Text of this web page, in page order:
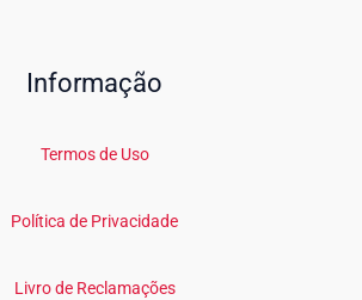
Informação
Termos de Uso
Política de Privacidade
Livro de Reclamações